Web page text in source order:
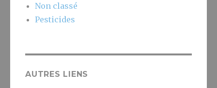
Non classé
Pesticides
AUTRES LIENS